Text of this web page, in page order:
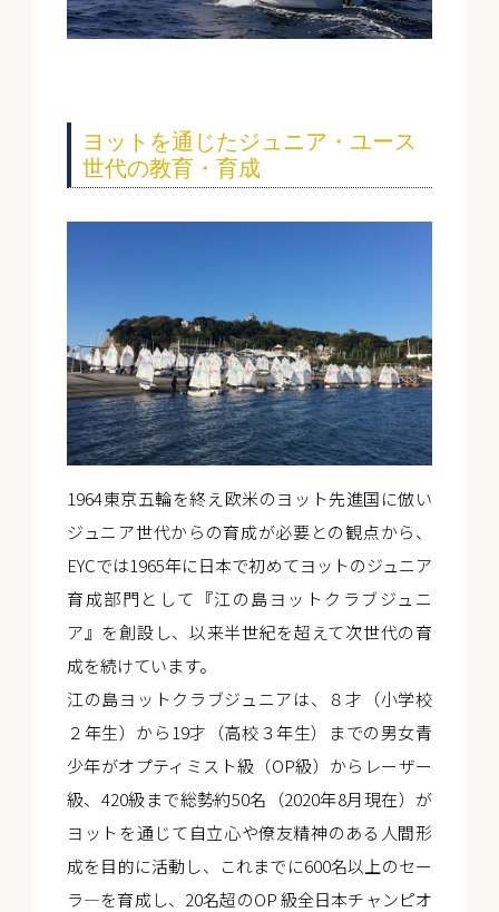
ヨットを通じたジュニア・ユース
世代の教育・育成
1964東京五輪を終え欧米のヨット先進国に倣い
ジュニア世代からの育成が必要との観点から、
EYCでは1965年に日本で初めてヨットのジュニア
育成部門として『江の島ヨットクラブジュニ
ア』を創設し、以来半世紀を超えて次世代の育
成を続けています。
江の島ヨットクラブジュニアは、８才（小学校
２年生）から19才（高校３年生）までの男女青
少年がオプティミスト級（OP級）からレーザー
級、420級まで総勢約50名（2020年8月現在）が
ヨットを通じて自立心や僚友精神のある人間形
成を目的に活動し、これまでに600名以上のセー
ラ―を育成し、20名超のOP 級全日本チャンピオ